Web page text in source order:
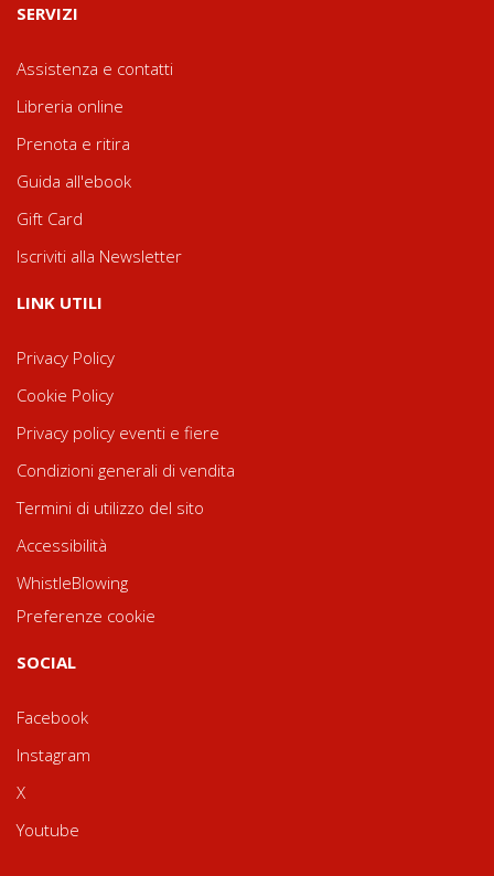
SERVIZI
Assistenza e contatti
Libreria online
Prenota e ritira
Guida all'ebook
Gift Card
Iscriviti alla Newsletter
LINK UTILI
Privacy Policy
Cookie Policy
Privacy policy eventi e fiere
Condizioni generali di vendita
Termini di utilizzo del sito
Accessibilità
WhistleBlowing
Preferenze cookie
SOCIAL
Facebook
Instagram
X
Youtube